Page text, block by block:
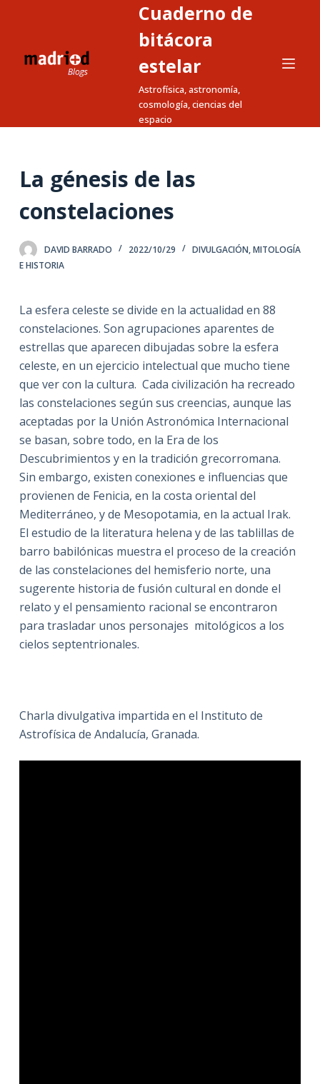
a
n
o
Cuaderno de
bitácora
estelar
Astrofísica, astronomía,
cosmología, ciencias del
espacio
La génesis de las
constelaciones
DAVID BARRADO 2022/10/29 DIVULGACIÓN,MITOLOGÍA
E HISTORIA
La esfera celeste se divide en la actualidad en 88
constelaciones. Son agrupaciones aparentes de
estrellas que aparecen dibujadas sobre la esfera
celeste, en un ejercicio intelectual que mucho tiene
que ver con la cultura. Cada civilización ha recreado
las constelaciones según sus creencias, aunque las
aceptadas por la Unión Astronómica Internacional
se basan, sobre todo, en la Era de los
Descubrimientos y en la tradición grecorromana.
Sin embargo, existen conexiones e influencias que
provienen de Fenicia, en la costa oriental del
Mediterráneo, y de Mesopotamia, en la actual Irak.
El estudio de la literatura helena y de las tablillas de
barro babilónicas muestra el proceso de la creación
de las constelaciones del hemisferio norte, una
sugerente historia de fusión cultural en donde el
relato y el pensamiento racional se encontraron
para trasladar unos personajes mitológicos a los
cielos septentrionales.
Charla divulgativa impartida en el Instituto de
Astrofísica de Andalucía, Granada.